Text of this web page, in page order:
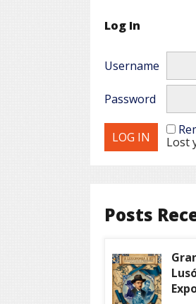
Log In
Username
Password
Lost
Posts